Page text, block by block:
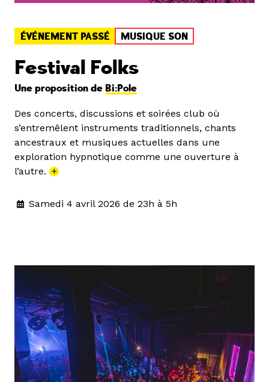
ÉVÉNEMENT PASSÉ MUSIQUE SON
Festival Folks
Une proposition de Bi:Pole
Des concerts, discussions et soirées club où
s’entremêlent instruments traditionnels, chants
ancestraux et musiques actuelles dans une
exploration hypnotique comme une ouverture à
l’autre. +
Samedi 4 avril 2026 de 23h à 5h